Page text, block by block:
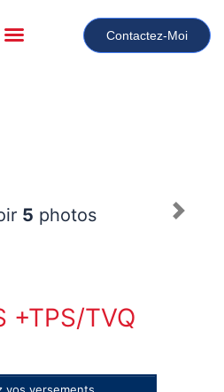
Contactez-Moi
5 photos
+TPS/TVQ